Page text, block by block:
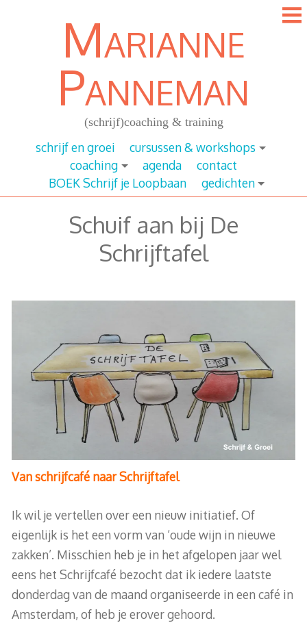
Marianne
Panneman
(schrijf)coaching & training
schrijf en groei
cursussen & workshops
coaching
agenda
contact
BOEK Schrijf je Loopbaan
gedichten
Schuif aan bij De
Schrijftafel
Van schrijfcafé naar Schrijftafel
Ik wil je vertellen over een nieuw initiatief. Of
eigenlijk is het een vorm van ‘oude wijn in nieuwe
zakken’. Misschien heb je in het afgelopen jaar wel
eens het Schrijfcafé bezocht dat ik iedere laatste
donderdag van de maand organiseerde in een café in
Amsterdam, of heb je erover gehoord.